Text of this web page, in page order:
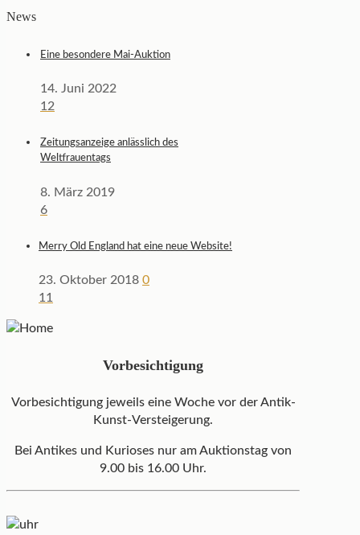
News
Eine besondere Mai-Auktion
14. Juni 2022
12
Zeitungsanzeige anlässlich des
Weltfrauentags
8. März 2019
6
Merry Old England hat eine neue Website!
23. Oktober 2018 0
11
Vorbesichtigung
Vorbesichtigung jeweils eine Woche vor der Antik-
Kunst-Versteigerung.
Bei Antikes und Kurioses nur am Auktionstag von
9.00 bis 16.00 Uhr.